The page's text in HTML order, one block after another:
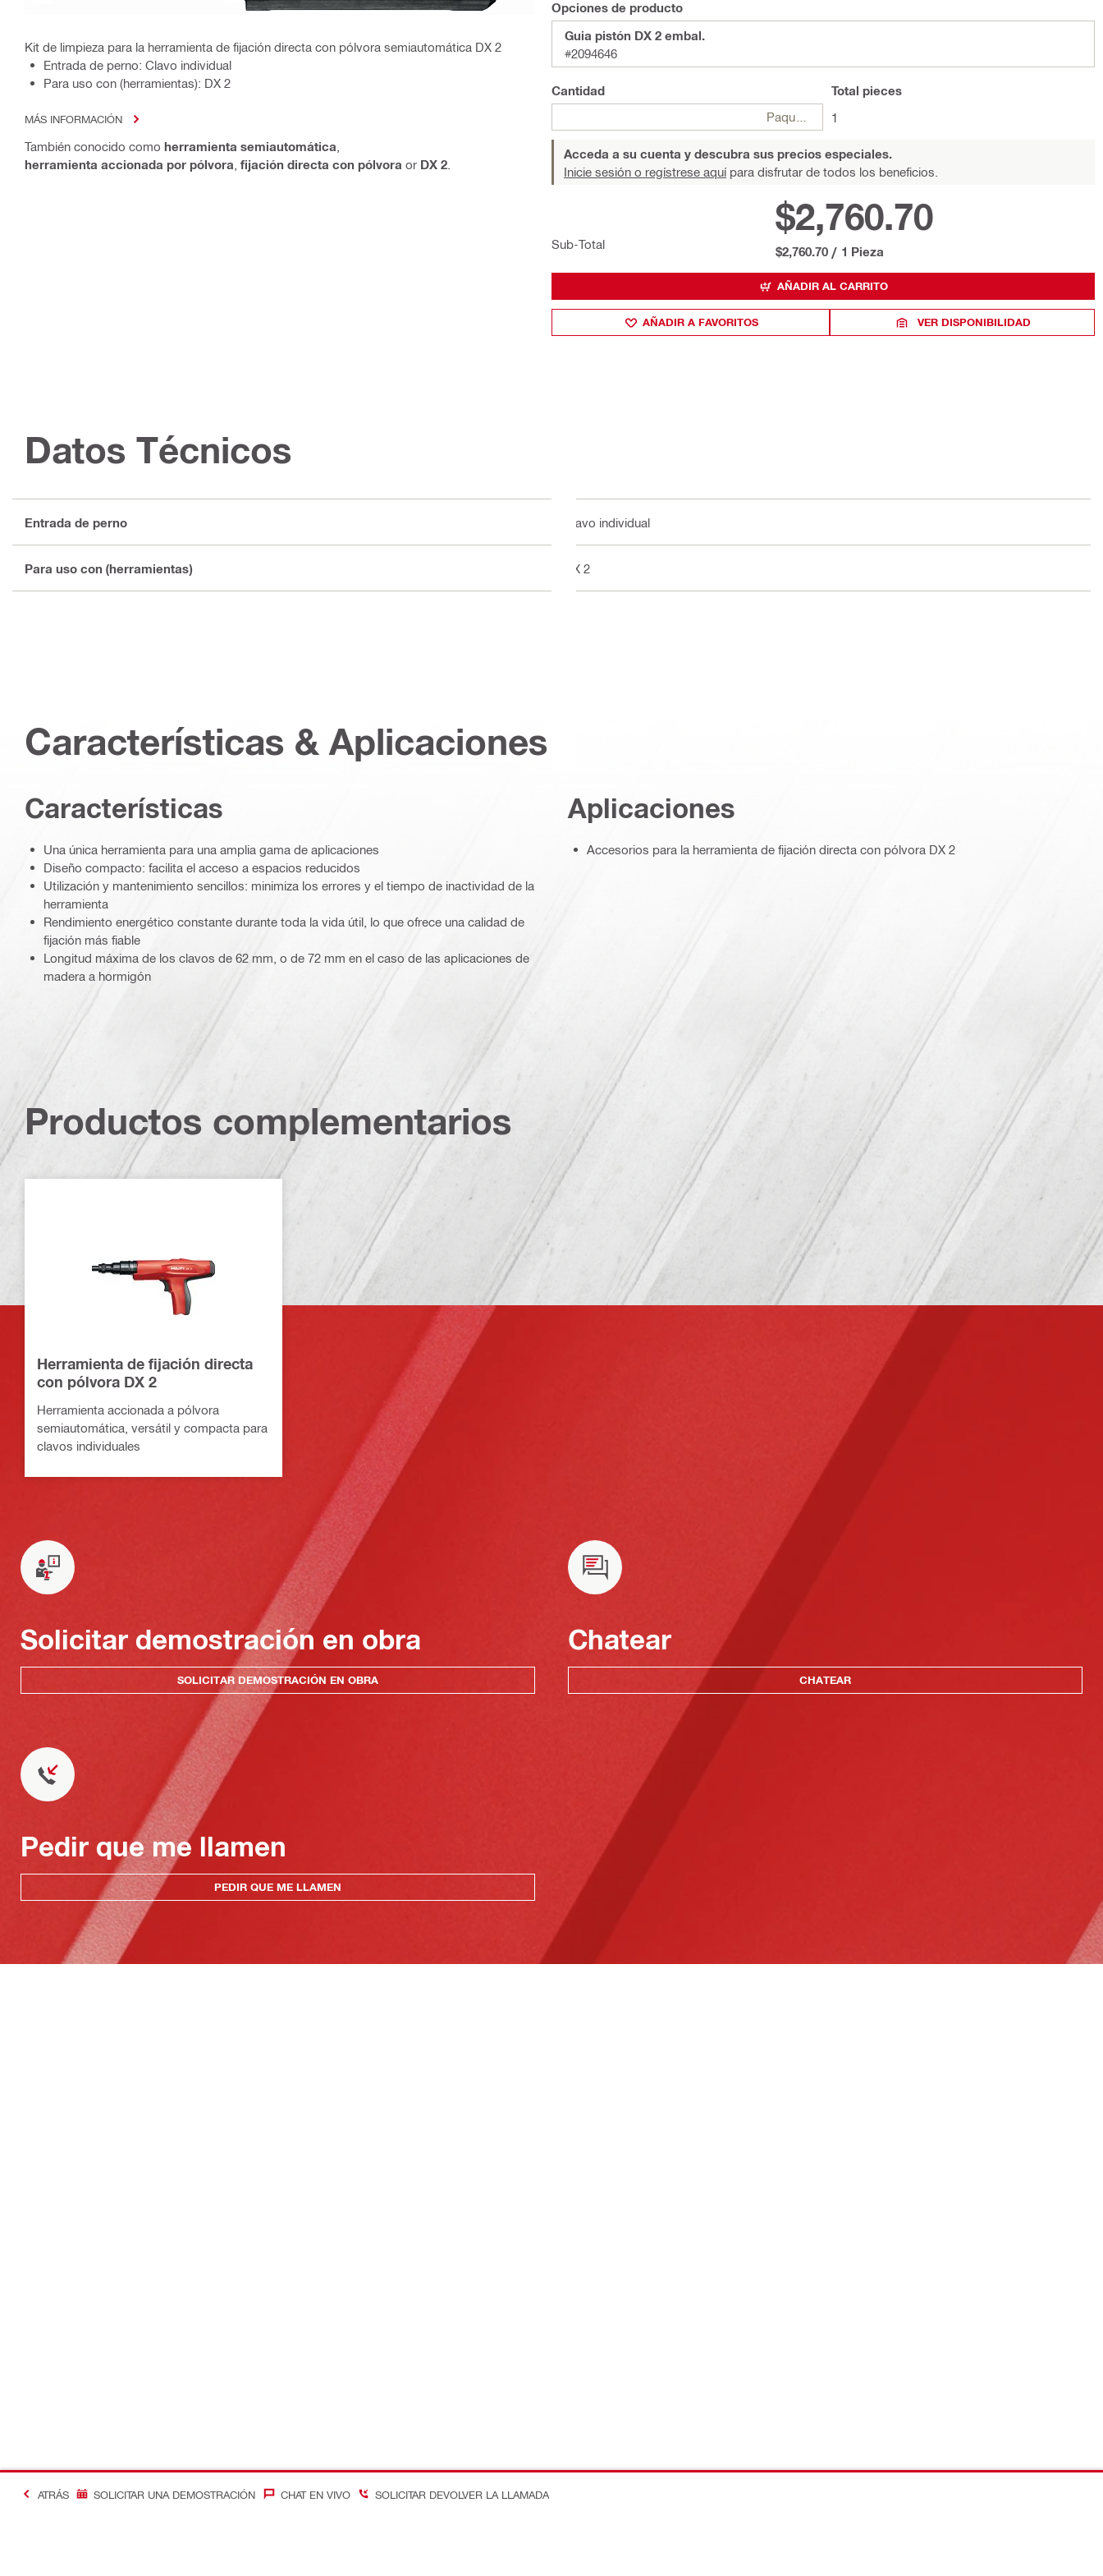
Kit de limpieza para la herramienta de fijación directa con pólvora semiautomática DX 2
Entrada de perno: Clavo individual
Para uso con (herramientas): DX 2
MÁS INFORMACIÓN
También conocido como herramienta semiautomática
herramienta accionada por pólvora fijación directa con pólvora or DX 2
Opciones de producto
Guia pistón DX 2 embal.
#2094646
Cantidad
Paquetes
Total pieces
1
Acceda a su cuenta y descubra sus precios especiales.
Inicie sesión o regístrese aquípara disfrutar de todos los beneficios.
Sub-Total
$2,760.70
$2,760.70 / 1 Pieza
AÑADIR AL CARRITO
AÑADIR A FAVORITOS VER DISPONIBILIDAD
Datos Técnicos
Entrada de perno Clavo individual
Para uso con (herramientas) DX 2
Características & Aplicaciones
Características
Una única herramienta para una amplia gama de aplicaciones
Diseño compacto: facilita el acceso a espacios reducidos
Utilización y mantenimiento sencillos: minimiza los errores y el tiempo de inactividad de la
herramienta
Rendimiento energético constante durante toda la vida útil, lo que ofrece una calidad de
fijación más fiable
Longitud máxima de los clavos de 62 mm, o de 72 mm en el caso de las aplicaciones de
madera a hormigón
Aplicaciones
Accesorios para la herramienta de fijación directa con pólvora DX 2
Productos complementarios
Herramienta de fijación directa
con pólvora DX 2
Herramienta accionada a pólvora
semiautomática, versátil y compacta para
clavos individuales
Solicitar demostración en obra
SOLICITAR DEMOSTRACIÓN EN OBRA
Chatear
CHATEAR
Pedir que me llamen
PEDIR QUE ME LLAMEN
ATRÁS SOLICITAR UNA DEMOSTRACIÓN CHAT EN VIVO SOLICITAR DEVOLVER LA LLAMADA